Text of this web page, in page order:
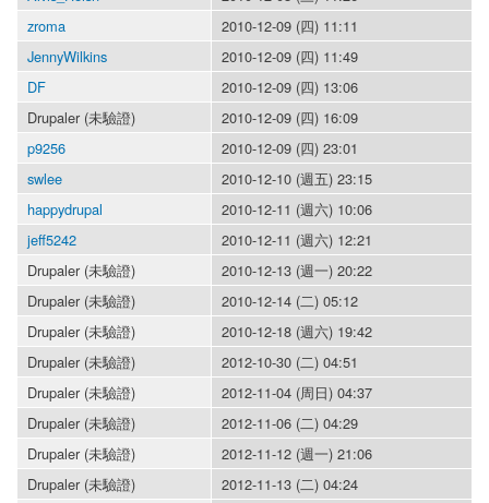
zroma
2010-12-09 (四) 11:11
JennyWilkins
2010-12-09 (四) 11:49
DF
2010-12-09 (四) 13:06
Drupaler (未驗證)
2010-12-09 (四) 16:09
p9256
2010-12-09 (四) 23:01
swlee
2010-12-10 (週五) 23:15
happydrupal
2010-12-11 (週六) 10:06
jeff5242
2010-12-11 (週六) 12:21
Drupaler (未驗證)
2010-12-13 (週一) 20:22
Drupaler (未驗證)
2010-12-14 (二) 05:12
Drupaler (未驗證)
2010-12-18 (週六) 19:42
Drupaler (未驗證)
2012-10-30 (二) 04:51
Drupaler (未驗證)
2012-11-04 (周日) 04:37
Drupaler (未驗證)
2012-11-06 (二) 04:29
Drupaler (未驗證)
2012-11-12 (週一) 21:06
Drupaler (未驗證)
2012-11-13 (二) 04:24